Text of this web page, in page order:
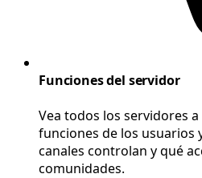
Funciones del servidor
Vea todos los servidores
funciones de los usuarios
canales controlan y qué
comunidades.